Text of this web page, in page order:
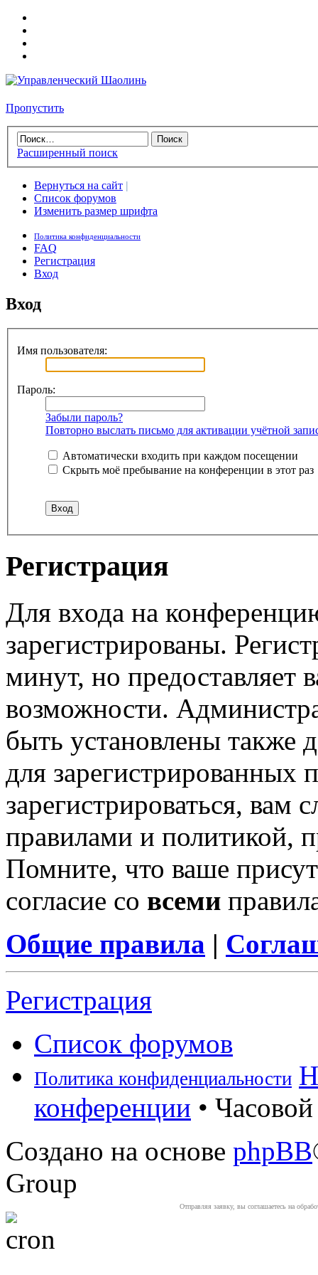
Пропустить
Расширенный поиск
Вернуться на сайт |
Список форумов
Изменить размер шрифта
Политика конфиденциальности
FAQ
Регистрация
Вход
Вход
Имя пользователя:
Пароль:
Забыли пароль?
Повторно выслать письмо для активации учётной
Автоматически входить при каждом посещении
Скрыть моё пребывание на конференции в этот раз
Регистрация
Для входа на
зарегистрированы.
минут, но предоставляет
возможности.
быть установлены также
для зарегистрированных
зарегистрироваться, вам
правилами и политикой,
Помните, что ваше
согласие со всеми
Общие правила |
Регистрация
Список форумов
Политика конфиденциальности
конференции •
Создано на основе phpBB
Group
Отправляя заявку, вы соглашаетесь на